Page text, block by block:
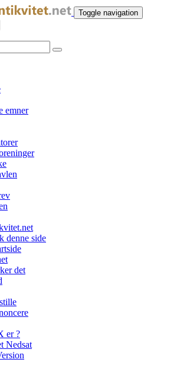
Toggle navigation
emner
denne side
det
er ?
Nedsat